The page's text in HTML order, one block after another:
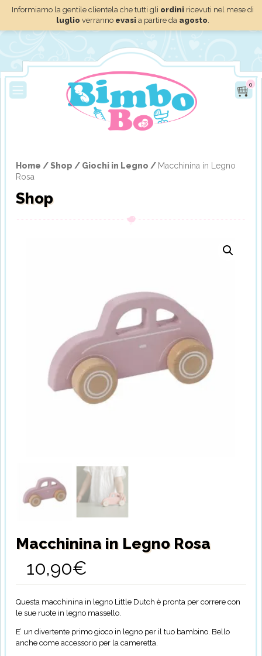
Informiamo la gentile clientela che tutti gli ordini ricevuti nel mese di
luglio verranno evasi a partire da agosto.
0
Home /Shop / Giochi in Legno / Macchinina in Legno
Rosa
Shop
Macchinina in Legno Rosa
10,90€
Questa macchinina in legno Little Dutch è pronta per correre con
le sue ruote in legno massello.
E’ un divertente primo gioco in legno per il tuo bambino. Bello
anche come accessorio per la cameretta.